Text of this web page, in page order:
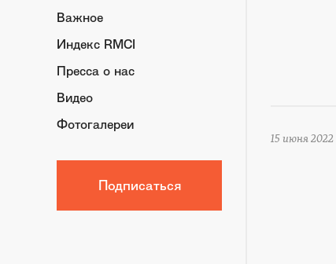
Важное
Индекс RMCI
Пресса о нас
Видео
Фотогалереи
Подписаться
15 июня 2022